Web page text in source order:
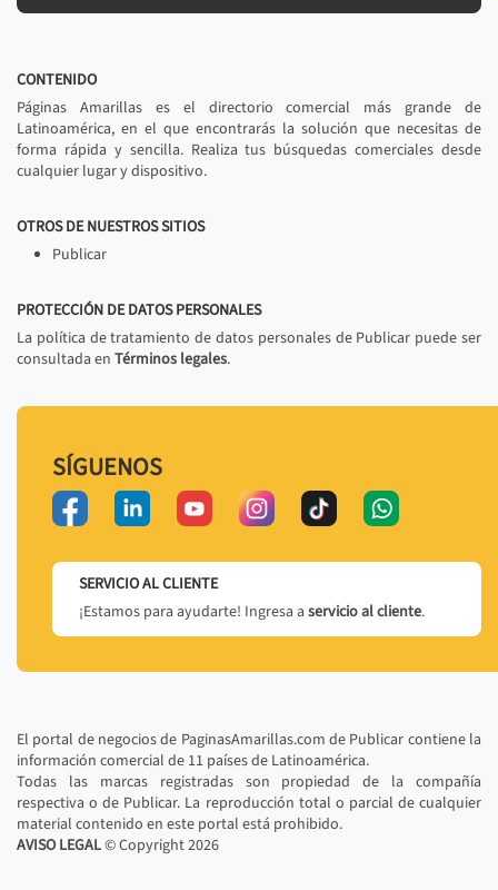
CONTENIDO
Páginas Amarillas es el directorio comercial más grande de
Latinoamérica, en el que encontrarás la solución que necesitas de
forma rápida y sencilla. Realiza tus búsquedas comerciales desde
cualquier lugar y dispositivo.
OTROS DE NUESTROS SITIOS
Publicar
PROTECCIÓN DE DATOS PERSONALES
La política de tratamiento de datos personales de Publicar puede ser
consultada en Términos legales.
SÍGUENOS
SERVICIO AL CLIENTE
¡Estamos para ayudarte! Ingresa a servicio al cliente.
El portal de negocios de PaginasAmarillas.com de Publicar contiene la
información comercial de 11 países de Latinoamérica.
Todas las marcas registradas son propiedad de la compañía
respectiva o de Publicar. La reproducción total o parcial de cualquier
material contenido en este portal está prohibido.
AVISO LEGAL© Copyright2026